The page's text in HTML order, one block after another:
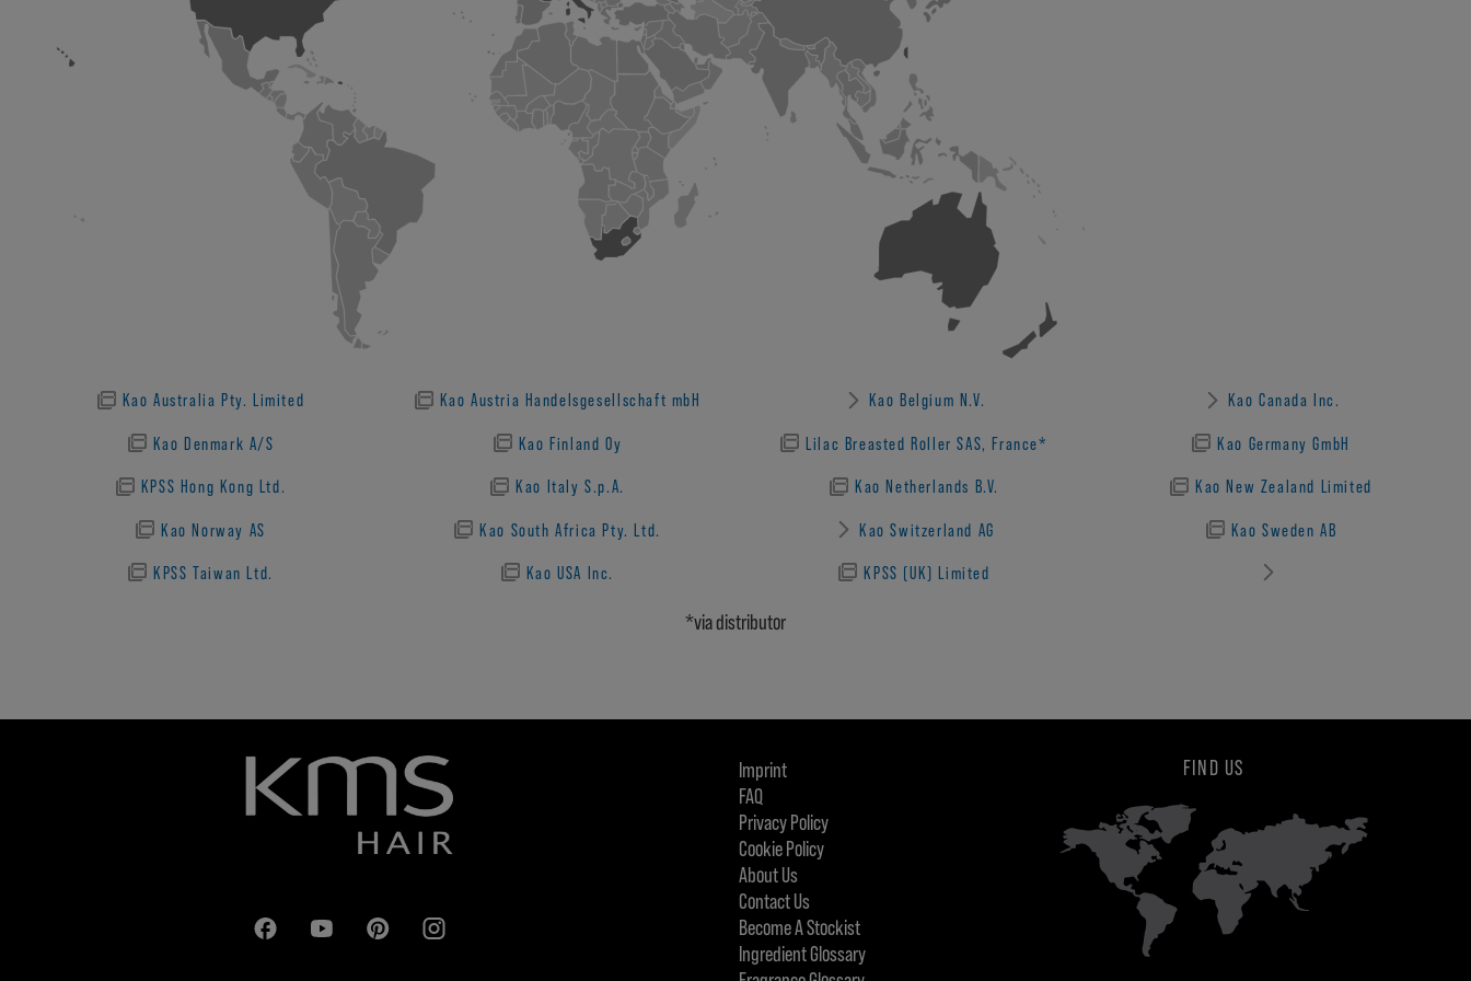
Kao Australia Pty. Limited Kao Austria Handelsgesellschaft mbH Kao Belgium N.V. Kao Canada Inc.
Kao Denmark A/S Kao Finland Oy Lilac Breasted Roller SAS, France* Kao Germany GmbH
KPSS Hong Kong Ltd. Kao Italy S.p.A. Kao Netherlands B.V. Kao New Zealand Limited
Kao Norway AS Kao South Africa Pty. Ltd. Kao Switzerland AG Kao Sweden AB
KPSS Taiwan Ltd. Kao USA Inc. KPSS (UK) Limited
*via distributor
Imprint
FAQ
Privacy Policy
Cookie Policy
About Us
Contact Us
Become A Stockist
Ingredient Glossary
FIND US